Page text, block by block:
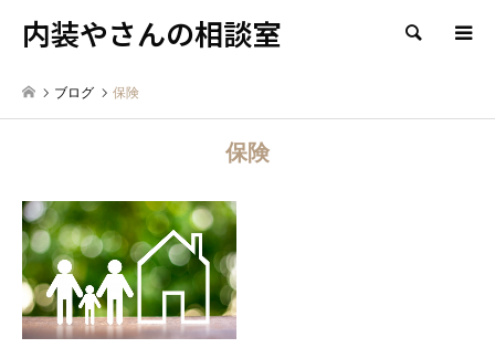
内装やさんの相談室 検索
ブログ 保険
保険